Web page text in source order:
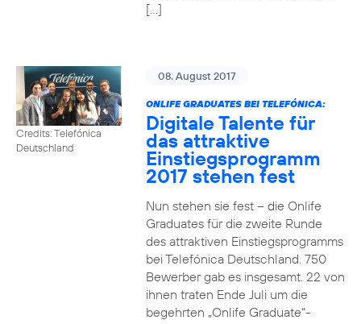
[…]
Credits: Telefónica
Deutschland
08. August 2017
ONLIFE GRADUATES BEI TELEFÓNICA:
Digitale Talente für
das attraktive
Einstiegsprogramm
2017 stehen fest
Nun stehen sie fest – die Onlife
Graduates für die zweite Runde
des attraktiven Einstiegsprogramms
bei Telefónica Deutschland. 750
Bewerber gab es insgesamt. 22 von
ihnen traten Ende Juli um die
begehrten „Onlife Graduate“-